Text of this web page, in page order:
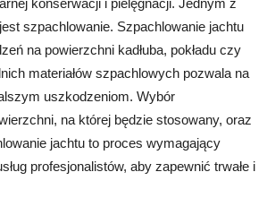
konserwacji i pielęgnacji. Jednym z
szpachlowanie. Szpachlowanie jachtu
na powierzchni kadłuba, pokładu czy
materiałów szpachlowych pozwala na
uszkodzeniom. Wybór
na której będzie stosowany, oraz
jachtu to proces wymagający
profesjonalistów, aby zapewnić trwałe i